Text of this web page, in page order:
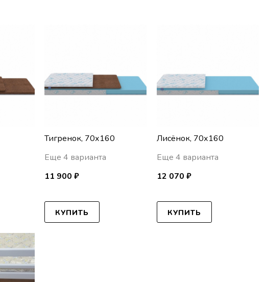
Тигренок, 70х160
Еще 4 варианта
11 900 ₽
КУПИТЬ
Лисёнок, 70х160
Еще 4 варианта
12 070 ₽
КУПИТЬ